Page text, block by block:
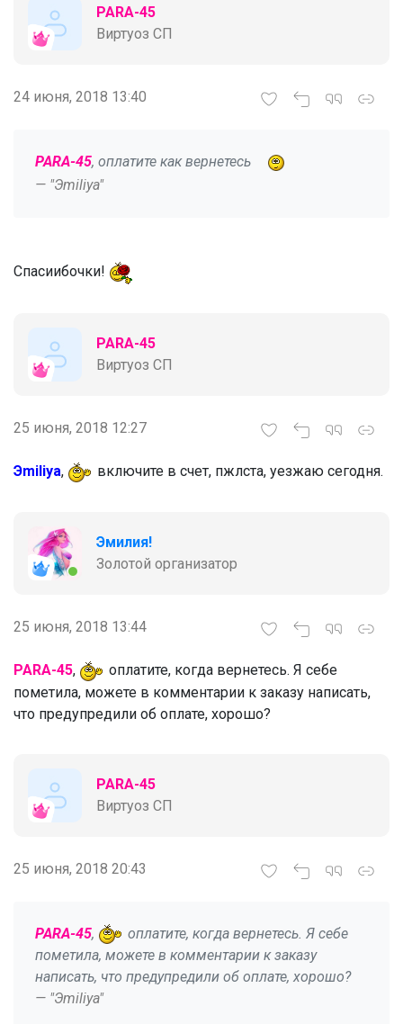
PARA-45
Виртуоз СП
24 июня, 2018 13:40
PARA-45, оплатите как вернетесь
— "Эmiliya"
Спасиибочки!
PARA-45
Виртуоз СП
25 июня, 2018 12:27
Эmiliya, включите в счет, пжлста, уезжаю сегодня.
Эмилия!
Золотой организатор
25 июня, 2018 13:44
PARA-45,
оплатите, когда вернетесь. Я себе
пометила, можете в комментарии к заказу написать,
что предупредили об оплате, хорошо?
PARA-45
Виртуоз СП
25 июня, 2018 20:43
PARA-45,
оплатите, когда вернетесь. Я себе
пометила, можете в комментарии к заказу
написать, что предупредили об оплате, хорошо?
— "Эmiliya"